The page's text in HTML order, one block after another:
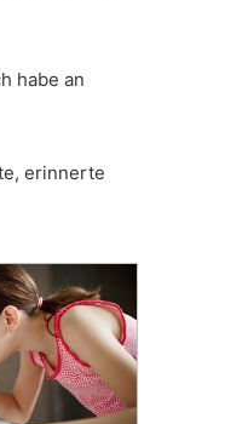
habe an
erinnerte